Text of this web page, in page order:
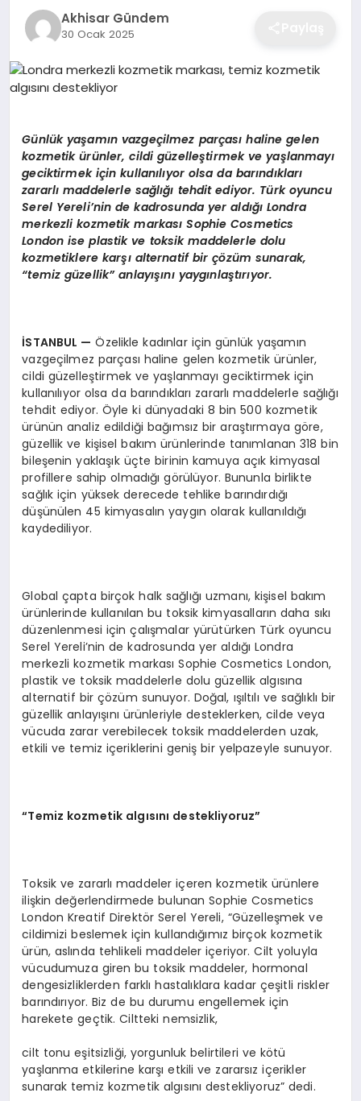
Akhisar Gündem
30 Ocak 2025
Günlük yaşamın vazgeçilmez parçası haline gelen
kozmetik ürünler, cildi güzelleştirmek ve yaşlanmayı
geciktirmek için kullanılıyor olsa da barındıkları
zararlı maddelerle sağlığı tehdit ediyor. Türk oyuncu
Serel Yereli’nin de kadrosunda yer aldığı Londra
merkezli kozmetik markası Sophie Cosmetics
London ise plastik ve toksik maddelerle dolu
kozmetiklere karşı alternatif bir çözüm sunarak,
“temiz güzellik” anlayışını yaygınlaştırıyor.
İSTANBUL — Özelikle kadınlar için günlük yaşamın
vazgeçilmez parçası haline gelen kozmetik ürünler,
cildi güzelleştirmek ve yaşlanmayı geciktirmek için
kullanılıyor olsa da barındıkları zararlı maddelerle sağlığı
tehdit ediyor. Öyle ki dünyadaki 8 bin 500 kozmetik
ürünün analiz edildiği bağımsız bir araştırmaya göre,
güzellik ve kişisel bakım ürünlerinde tanımlanan 318 bin
bileşenin yaklaşık üçte birinin kamuya açık kimyasal
profillere sahip olmadığı görülüyor. Bununla birlikte
sağlık için yüksek derecede tehlike barındırdığı
düşünülen 45 kimyasalın yaygın olarak kullanıldığı
kaydediliyor.
Global çapta birçok halk sağlığı uzmanı, kişisel bakım
ürünlerinde kullanılan bu toksik kimyasalların daha sıkı
düzenlenmesi için çalışmalar yürütürken Türk oyuncu
Serel Yereli’nin de kadrosunda yer aldığı Londra
merkezli kozmetik markası Sophie Cosmetics London,
plastik ve toksik maddelerle dolu güzellik algısına
alternatif bir çözüm sunuyor. Doğal, ışıltılı ve sağlıklı bir
güzellik anlayışını ürünleriyle desteklerken, cilde veya
vücuda zarar verebilecek toksik maddelerden uzak,
etkili ve temiz içeriklerini geniş bir yelpazeyle sunuyor.
“Temiz kozmetik algısını destekliyoruz”
Toksik ve zararlı maddeler içeren kozmetik ürünlere
ilişkin değerlendirmede bulunan Sophie Cosmetics
London Kreatif Direktör Serel Yereli, “Güzelleşmek ve
cildimizi beslemek için kullandığımız birçok kozmetik
ürün, aslında tehlikeli maddeler içeriyor. Cilt yoluyla
vücudumuza giren bu toksik maddeler, hormonal
dengesizliklerden farklı hastalıklara kadar çeşitli riskler
barındırıyor. Biz de bu durumu engellemek için
harekete geçtik. Ciltteki nemsizlik,
cilt tonu eşitsizliği, yorgunluk belirtileri ve kötü
yaşlanma etkilerine karşı etkili ve zararsız içerikler
sunarak temiz kozmetik algısını destekliyoruz” dedi.